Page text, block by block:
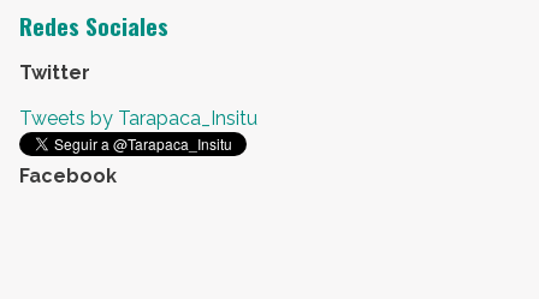
Redes Sociales
Twitter
Tweets by Tarapaca_Insitu
Facebook